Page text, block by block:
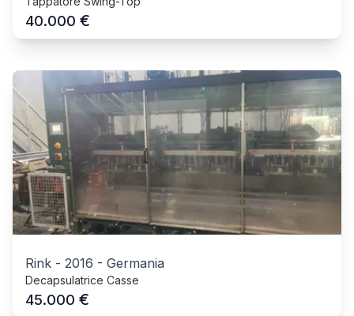
40.000 €
Rink - 2016 - Germania
Decapsulatrice Casse
45.000 €